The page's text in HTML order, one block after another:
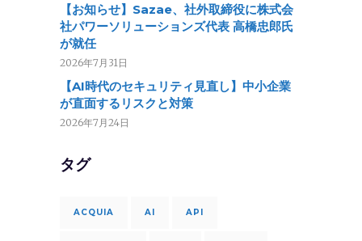
【お知らせ】Sazae、社外取締役に株式会
社パワーソリューションズ代表 高橋忠郎氏
が就任
2026年7月31日
【AI時代のセキュリティ見直し】中小企業
が直面するリスクと対策
2026年7月24日
タグ
ACQUIA AI API